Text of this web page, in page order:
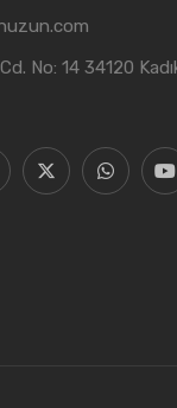
No: 14 34120